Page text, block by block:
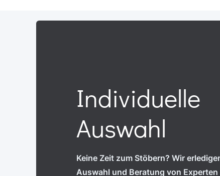
Individuelle
Auswahl
Keine Zeit zum Stöbern? Wir
Auswahl und Beratung von Experten